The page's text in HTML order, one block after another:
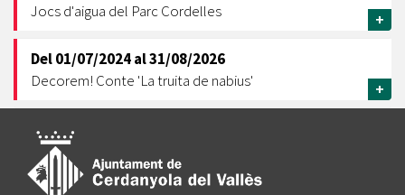
Jocs d'aigua del Parc Cordelles
+
Del01/07/2024al31/08/2026
Decorem! Conte 'La truita de nabius'
+